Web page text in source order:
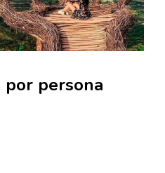
por persona